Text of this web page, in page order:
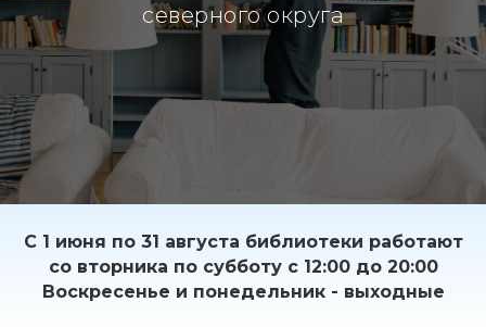
северного округа
С 1 июня по 31 августа библиотеки работают
со вторника по субботу с 12:00 до 20:00
Воскресенье и понедельник - выходные